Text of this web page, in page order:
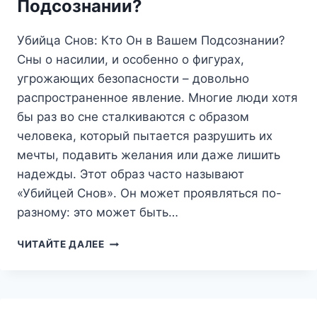
Подсознании?
Убийца Снов: Кто Он в Вашем Подсознании?
Сны о насилии, и особенно о фигурах,
угрожающих безопасности – довольно
распространенное явление. Многие люди хотя
бы раз во сне сталкиваются с образом
человека, который пытается разрушить их
мечты, подавить желания или даже лишить
надежды. Этот образ часто называют
«Убийцей Снов». Он может проявляться по-
разному: это может быть…
ЧИТАЙТЕ ДАЛЕЕУБИЙЦА